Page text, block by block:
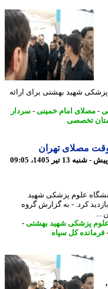
شهید بهشتی برای ارائه
امام خمینی-سردار
تخصصی
مصلای تهران
علوم پزشکی شهید
کرد. - به گزارش گروه
پزشکی شهید بهشتی-
کل سپاه